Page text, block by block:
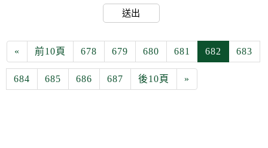
送出
« 前10頁 678 679 680 681 682 683
684 685 686 687 後10頁 »